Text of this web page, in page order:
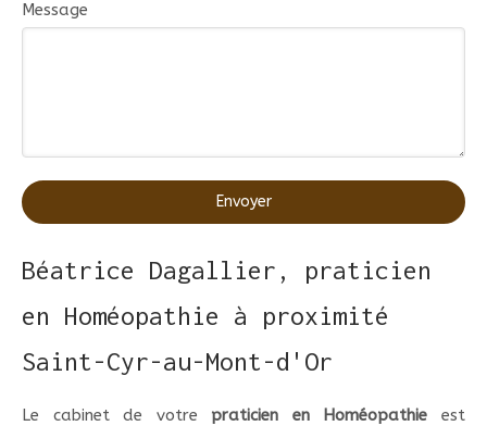
Message
Envoyer
Béatrice Dagallier, praticien
en Homéopathie à proximité
Saint-Cyr-au-Mont-d'Or
Le cabinet de votre praticien en Homéopathie est